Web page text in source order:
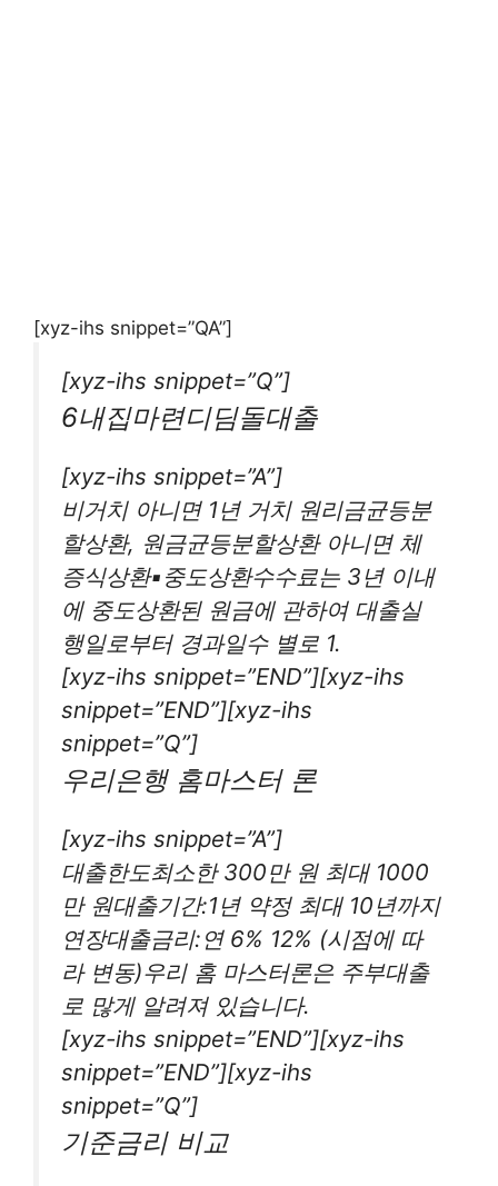
[xyz-ihs snippet=”QA”]
[xyz-ihs snippet=”Q”]
6내집마련디딤돌대출
[xyz-ihs snippet=”A”]
비거치 아니면 1년 거치 원리금균등분
할상환, 원금균등분할상환 아니면 체
증식상환▪중도상환수수료는 3년 이내
에 중도상환된 원금에 관하여 대출실
행일로부터 경과일수 별로 1.
[xyz-ihs snippet=”END”][xyz-ihs
snippet=”END”][xyz-ihs
snippet=”Q”]
우리은행 홈마스터 론
[xyz-ihs snippet=”A”]
대출한도최소한 300만 원 최대 1000
만 원대출기간:1년 약정 최대 10년까지
연장대출금리:연 6% 12% (시점에 따
라 변동)우리 홈 마스터론은 주부대출
로 많게 알려져 있습니다.
[xyz-ihs snippet=”END”][xyz-ihs
snippet=”END”][xyz-ihs
snippet=”Q”]
기준금리 비교